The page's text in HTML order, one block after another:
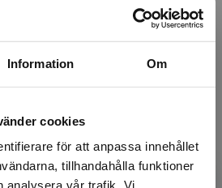
Information Om
cookies
för att anpassa innehållet
tillhandahålla funktioner
analysera vår trafik. Vi
Schewe
en mastersexamen i
Oxford University. Han